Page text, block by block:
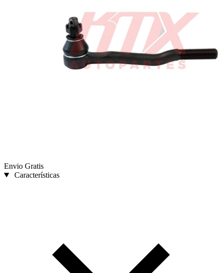
Envio Gratis
Características